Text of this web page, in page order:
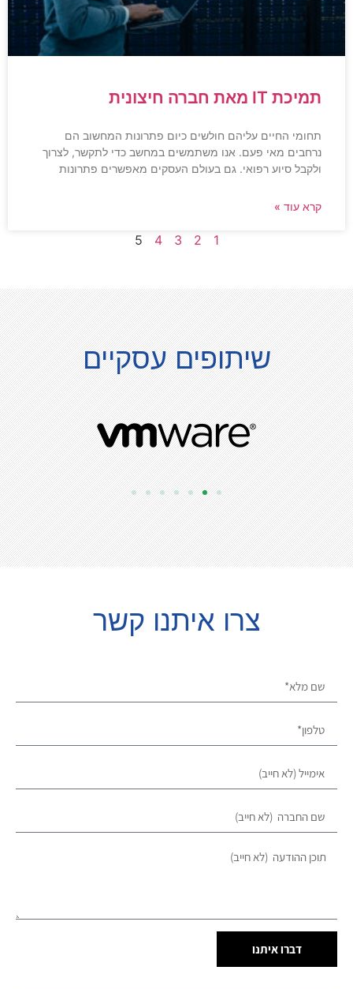
תמיכת IT מאת חברה חיצונית
תחומי החיים עליהם חולשים כיום פתרונות המחשוב הם
נרחבים מאי פעם. אנו משתמשים במחשב כדי לתקשר, לצרוך
ולקבל סיוע רפואי. גם בעולם העסקים מאפשרים פתרונות
קרא עוד »
1
2
3
4
5
שיתופים עסקיים
צרו איתנו קשר
דברו איתנו